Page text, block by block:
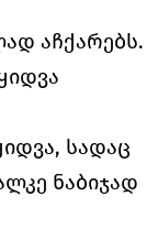
აჩქარებს.
სადაც
ნაბიჯად